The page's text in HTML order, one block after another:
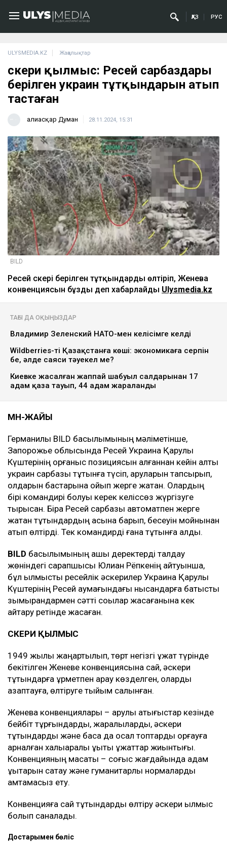
ҚАЗ РУС
ULYSMEDIA.KZ Жаңалықтар
Әскери қылмыс: Ресей сарбаздары
берілген украин тұтқындарын атып
тастаған
Ғалиасқар Думан 28.11.2024, 15:31
BILD
Ресей әскері берілген тұтқындарды өлтіріп, Женева
конвенциясын бұзды деп хабарлайды Ulysmedia.kz
ТАҒЫ ДА ОҚЫҢЫЗДАР
Владимир Зеленский НАТО-мен келісімге келді
Wildberries-тің Қазақстанға көші: экономикаға серпін
бе, әлде саяси тәуекел ме?
Киевке жасалған жаппай шабуыл салдарынан 17
адам қаза тауып, 44 адам жараланды
МӘН-ЖАЙЫ
Германилық BILD басылымының мәліметінше,
Запорожье облысында Ресей Украина Қарулы
Күштерінің қорғаныс позициясын алғаннан кейін алты
украин сарбазы тұтқынға түсіп, қаруларын тапсырып,
қолдарын бастарына қойып жерге жатқан. Олардың
бірі командирі болуы керек келіссөз жүргізуге
тырысқан. Бірақ Ресей сарбазы автоматпен жерге
жатқан тұтқындардың қасына барып, бесеуін мойнынан
атып өлтірді. Тек командирді ғана тұтқынға алды.
BILD басылымының ашық деректерді талдау
жөніндегі сарапшысы Юлиан Рёпкенің айтуынша,
бұл қылмысты ресейлік әскерилер Украина Қарулы
Күштерінің Ресей аумағындағы нысандарға батыстық
зымырандармен сәтті соққылар жасағанына кек
қайтару ретінде жасаған.
ӘСКЕРИ ҚЫЛМЫС
1949 жылы жаңартылып, төрт негізгі құжат түрінде
бекітілген Женеве конвенциясына сай, әскери
тұтқындарға құрметпен қарау көзделген, оларды
азаптауға, өлтіруге тыйым салынған.
Женева конвенциялары – қарулы қақтығыстар кезінде
бейбіт тұрғындарды, жаралыларды, әскери
тұтқындарды және басқа да осал топтарды қорғауға
арналған халықаралық құқықтық құжаттар жиынтығы.
Конвенцияның мақсаты – соғыс жағдайында адам
құқықтарын сақтау және гуманитарлық нормаларды
қамтамасыз ету.
Конвенцияға сай тұтқындарды өлтіру әскери қылмыс
болып саналады.
Достарыңмен бөліс